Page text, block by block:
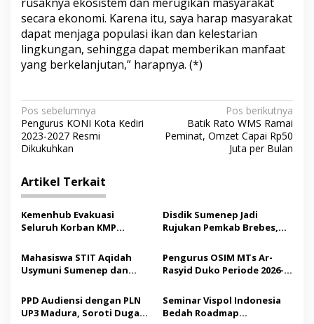
secara ekonomi. Karena itu, saya harap masyarakat
dapat menjaga populasi ikan dan kelestarian
lingkungan, sehingga dapat memberikan manfaat
yang berkelanjutan,” harapnya. (*)
N
a
v
i
g
a
s
i
p
o
s
Pos sebelumnya
Pengurus KONI Kota Kediri
2023-2027 Resmi
Dikukuhkan
Pos berikutnya
Batik Rato WMS Ramai
Peminat, Omzet Capai Rp50
Juta per Bulan
Artikel Terkait
Kemenhub Evakuasi
Seluruh Korban KMP
Operator Diaudit
Disdik Sumenep Jadi
Rujukan Pemkab Brebes,
Pendidikan Berbasis
Budaya
Mahasiswa STIT Aqidah
Usymuni Sumenep dan
Jenazah WNI Asal Aceh di
Malaysia
Pengurus OSIM MTs Ar-
Rasyid Duko Periode 2026-
PPD Audiensi dengan PLN
UP3 Madura, Soroti Dugaan
Seminar Vispol Indonesia
Bedah Roadmap